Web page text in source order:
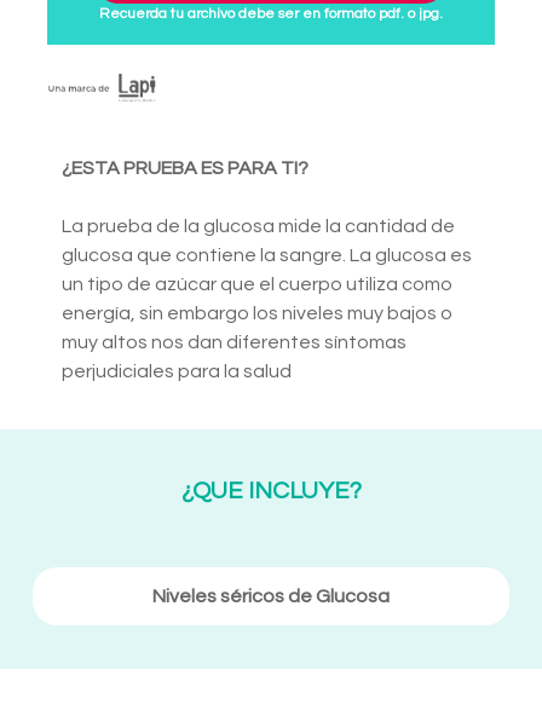
Recuerda tu archivo debe ser en formato pdf. o jpg.
¿ESTA PRUEBA ES PARA TI?
La prueba de la glucosa mide la cantidad de
glucosa que contiene la sangre. La glucosa es
un tipo de azúcar que el cuerpo utiliza como
energía, sin embargo los niveles muy bajos o
muy altos nos dan diferentes síntomas
perjudiciales para la salud
¿QUE INCLUYE?
Niveles séricos de Glucosa